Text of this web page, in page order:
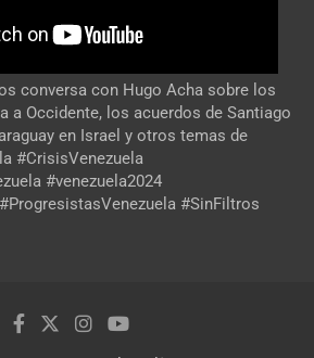
conversa con Hugo Acha sobre los
a Occidente, los acuerdos de Santiago
en Israel y otros temas de
#CrisisVenezuela
#venezuela2024
#SinFiltros